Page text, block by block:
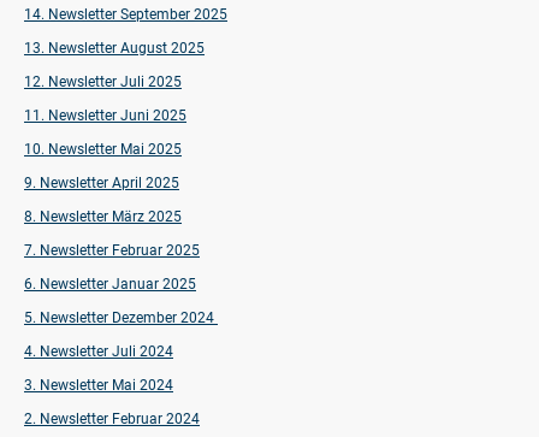
14. Newsletter September 2025
13. Newsletter August 2025
12. Newsletter Juli 2025
11. Newsletter Juni 2025
10. Newsletter Mai 2025
9. Newsletter April 2025
8. Newsletter März 2025
7. Newsletter Februar 2025
6. Newsletter Januar 2025
5. Newsletter Dezember 2024
4. Newsletter Juli 2024
3. Newsletter Mai 2024
2. Newsletter Februar 2024